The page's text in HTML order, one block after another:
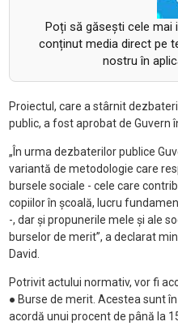
Poți să găsești cele
conținut media direct pe
nostru în
Proiectul, care a stârnit
public, a fost aprobat de Guvern
„În urma dezbaterilor publice
variantă de metodologie care
bursele sociale - cele care
copiilor în școală, lucru
-, dar și propunerile mele și ale
burselor de merit”, a declarat
David.
Potrivit actului normativ, vor fi
● Burse de merit. Acestea sunt
acordă unui procent de până la